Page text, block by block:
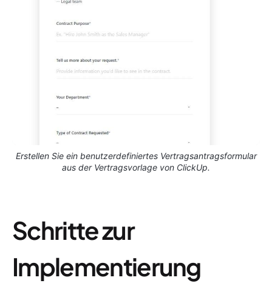
Erstellen Sie ein benutzerdefiniertes Vertragsantragsformular
aus der Vertragsvorlage von ClickUp.
Schritte zur
Implementierung